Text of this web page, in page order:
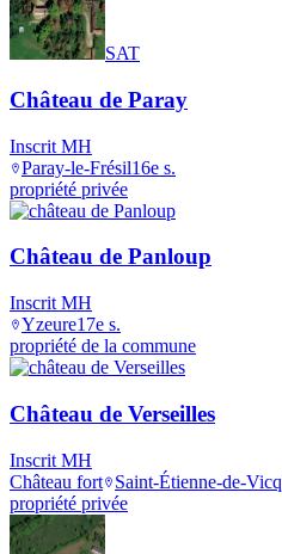
SAT
Château de Paray
Inscrit MH
Paray-le-Frésil16e s.
propriété privée
Château de Panloup
Inscrit MH
Yzeure17e s.
propriété de la commune
Château de Verseilles
Inscrit MH
Château fort
Saint-Étienne-de-Vicq
propriété privée